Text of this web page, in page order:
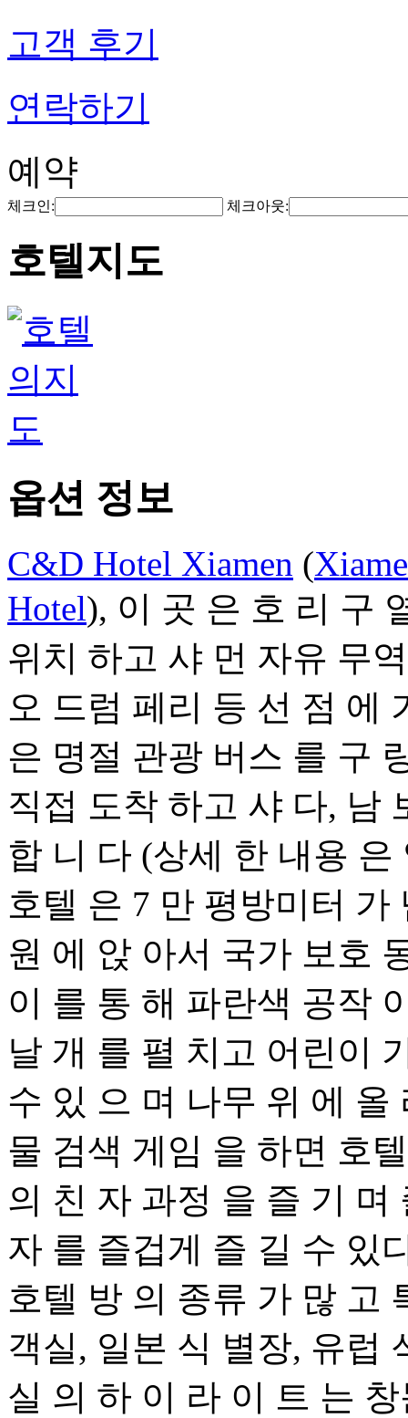
고객 후기
연락하기
예약
체크인: 체크아웃:
호텔지도
옵션 정보
C&D Hotel Xiamen (
Hotel), 이 곳 은 호 리 구
위치 하고 샤 먼 자유 무
오 드럼 페리 등 선 점 에
은 명절 관광 버스 를 구
직접 도착 하고 샤 다, 남
합 니 다 (상세 한 내용
호텔 은 7 만 평방미터
원 에 앉 아서 국가 보호
이 를 통 해 파란색 공작
날 개 를 펼 치고 어린이
수 있 으 며 나무 위 에 올
물 검색 게임 을 하면 호
의 친 자 과정 을 즐 기
자 를 즐겁게 즐 길 수 있
호텔 방 의 종류 가 많 고
객실, 일본 식 별장, 유럽
실 의 하 이 라 이 트 는